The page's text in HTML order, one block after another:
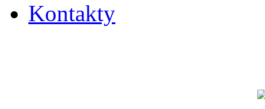
Kontakty